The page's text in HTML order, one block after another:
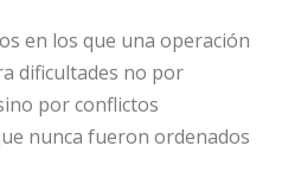
en los que una operación
dificultades no por
por conflictos
nunca fueron ordenados